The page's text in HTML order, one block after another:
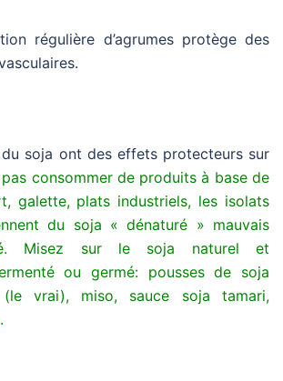
régulière d’agrumes protège des
soja ont des effets protecteurs sur
pas consommer de produits à base de
galette, plats industriels, les isolats
du soja « dénaturé » mauvais
Misez sur le soja naturel et
ou germé: pousses de soja
vrai), miso, sauce soja tamari,